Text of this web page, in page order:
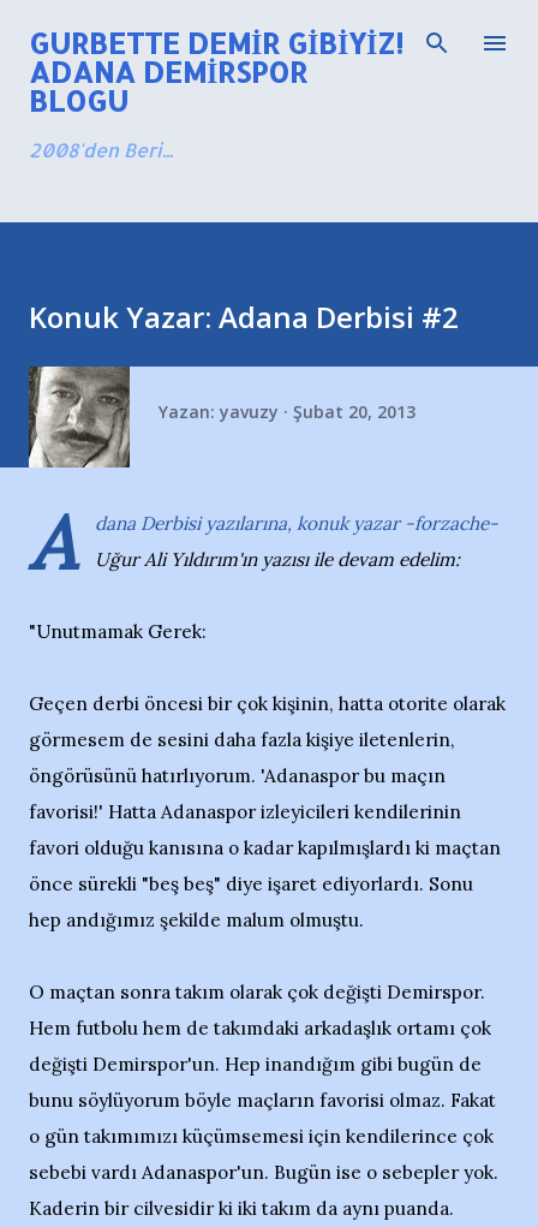
Ana içeriğe atla
GURBETTE DEMIR GIBIYIZ!
ADANA DEMIRSPOR
BLOGU
2008'den Beri...
Konuk Yazar: Adana Derbisi #2
Yazan: yavuzy Şubat 20, 2013
A
dana Derbisi yazılarına, konuk yazar -forzache-
Uğur Ali Yıldırım'ın yazısı ile devam edelim:
"Unutmamak Gerek:
Geçen derbi öncesi bir çok kişinin, hatta otorite olarak
görmesem de sesini daha fazla kişiye iletenlerin,
öngörüsünü hatırlıyorum. 'Adanaspor bu maçın
favorisi!' Hatta Adanaspor izleyicileri kendilerinin
favori olduğu kanısına o kadar kapılmışlardı ki maçtan
önce sürekli "beş beş" diye işaret ediyorlardı. Sonu
hep andığımız şekilde malum olmuştu.
O maçtan sonra takım olarak çok değişti Demirspor.
Hem futbolu hem de takımdaki arkadaşlık ortamı çok
değişti Demirspor'un. Hep inandığım gibi bugün de
bunu söylüyorum böyle maçların favorisi olmaz. Fakat
o gün takımımızı küçümsemesi için kendilerince çok
sebebi vardı Adanaspor'un. Bugün ise o sebepler yok.
Kaderin bir cilvesidir ki iki takım da aynı puanda.